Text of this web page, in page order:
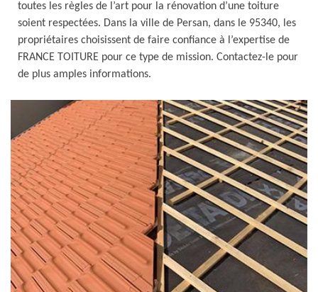
toutes les règles de l’art pour la rénovation d’une toiture
soient respectées. Dans la ville de Persan, dans le 95340, les
propriétaires choisissent de faire confiance à l’expertise de
FRANCE TOITURE pour ce type de mission. Contactez-le pour
de plus amples informations.